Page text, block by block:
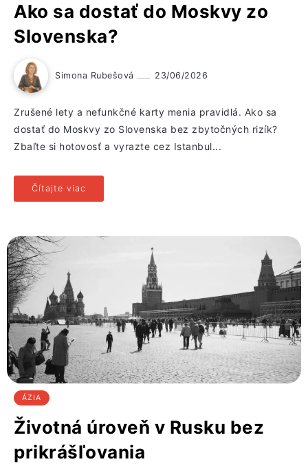
Ako sa dostať do Moskvy zo
Slovenska?
Simona Rubešová 23/06/2026
Zrušené lety a nefunkčné karty menia pravidlá. Ako sa
dostať do Moskvy zo Slovenska bez zbytočných rizík?
Zbaľte si hotovosť a vyrazte cez Istanbul...
Čítajte viac
ÁZIA
Životná úroveň v Rusku bez
prikrášľovania